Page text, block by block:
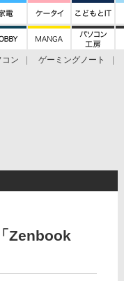
ン ゲーミングノート
Zenbook